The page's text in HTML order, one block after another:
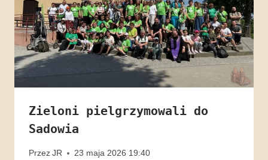
Zieloni pielgrzymowali do
Sadowia
PrzezJR 23 maja 2026 19:40